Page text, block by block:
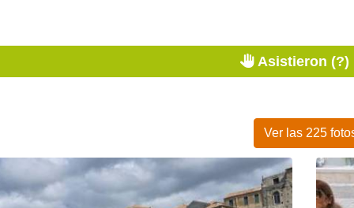
Asistieron (?)
Ver las 225